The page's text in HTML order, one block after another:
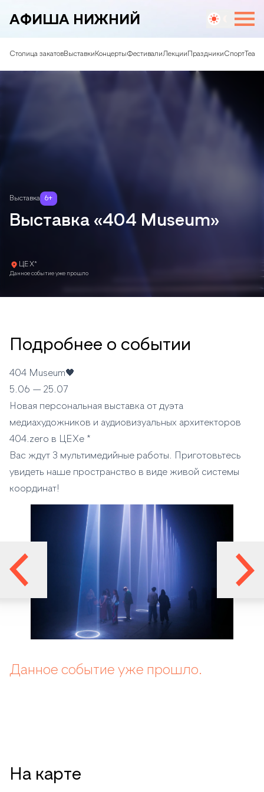
АФИША НИЖНИЙ
Столица закатовВыставкиКонцертыФестивалиЛекции ПраздникиСпорт
Выставка 6+
Выставка «404 Museum»
ЦЕХ*
Данное событие уже прошло
Подробнее о событии
404 Museum🖤
5.06 — 25.07
Новая персональная выставка от дуэта
медиахудожников и аудиовизуальных архитекторов
404.zero в ЦЕХе *
Вас ждут 3 мультимедийные работы. Приготовьтесь
увидеть наше пространство в виде живой системы
координат!
Данное событие уже прошло.
На карте